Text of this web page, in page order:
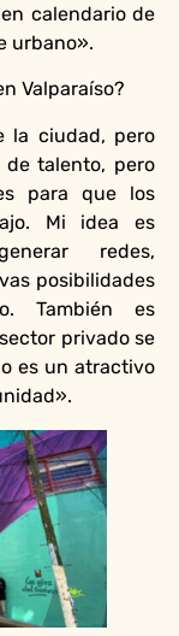
calendario de
urbano».
Valparaíso?
la ciudad, pero
talento, pero
para que los
Mi idea es
redes,
posibilidades
También es
privado se
es un atractivo